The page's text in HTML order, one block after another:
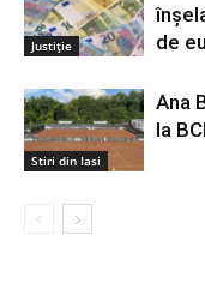
Justiție
de
Stiri din Iasi
Ana
la